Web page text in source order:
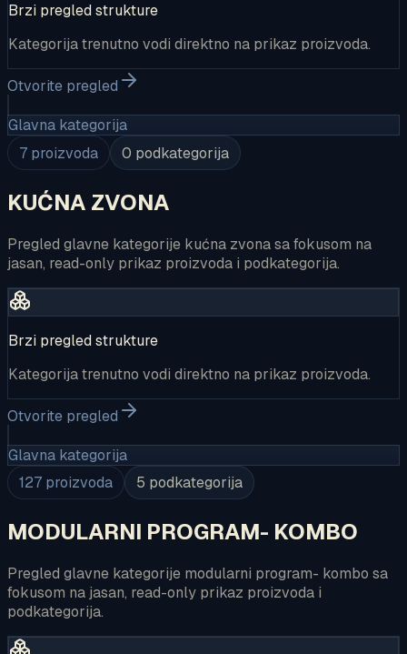
Brzi pregled strukture
Kategorija trenutno vodi direktno na prikaz proizvoda.
Otvorite pregled
Glavna kategorija
7 proizvoda 0 podkategorija
KUĆNA ZVONA
Pregled glavne kategorije kućna zvona sa fokusom na
jasan, read-only prikaz proizvoda i podkategorija.
Brzi pregled strukture
Kategorija trenutno vodi direktno na prikaz proizvoda.
Otvorite pregled
Glavna kategorija
127 proizvoda 5 podkategorija
MODULARNI PROGRAM- KOMBO
Pregled glavne kategorije modularni program- kombo sa
fokusom na jasan, read-only prikaz proizvoda i
podkategorija.